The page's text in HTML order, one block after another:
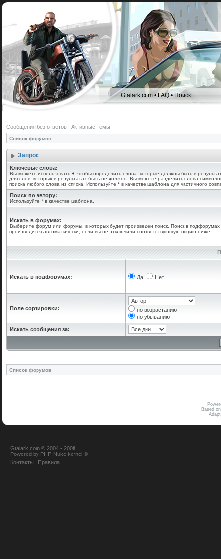
Gtalark.com •FAQ•Поиск
Сообщения без ответов | Активные темы
Список форумов
Запрос
Ключевые слова:
Вы можете использовать + , чтобы определить слова, которые должны быть в
для слов, которых в результатах быть не должно. Вы можете разделить слова
поиска любого слова из списка. Используйте * в качестве шаблона для частичного
Поиск по автору:
Используйте * в качестве шаблона.
Искать в форумах:
Выберите форум или форумы, в которых будет произведен поиск. Поиск в подфорумах
производится автоматически, если вы не отключили соответствующую опцию ниже.
Искать в подфорумах: Да Нет
Поле сортировки:
по возрастанию
по убыванию
Искать сообщения за:
Список форумов
Based
Gtalark.com © 2004 - 2008
Powered by PHP-Nuke kernel ©
Контакты | Правила